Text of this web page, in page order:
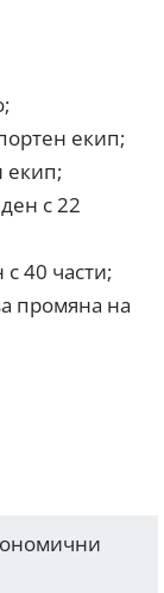
екип;
екип;
с 22
с 40 части;
промяна на